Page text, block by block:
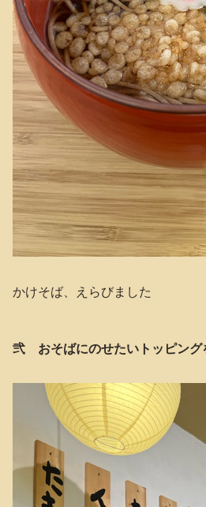
かけそば、えらびました
弐 おそばにのせたいトッピング